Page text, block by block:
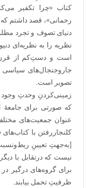
کتاب «چرا تکفیر
رحمانی»، قصد داشتم
دنیای تصوف و تجرد
نظریه را به نظریه‌ای
است و دستِ‌کم از قرن
جاروجنجال‌های سیاسی
تصویر است.
زمینی‌کردنِ وحدتِ وجود
که صورتی برای جامعهٔ
عنوان جمعیت‌های
کلنجاررفتن با
[به‌جهتِ تعیینِ
نیست که درتقابل با
برای گروه‌های درگیر در
ظرفیتِ تحمل بیابند.